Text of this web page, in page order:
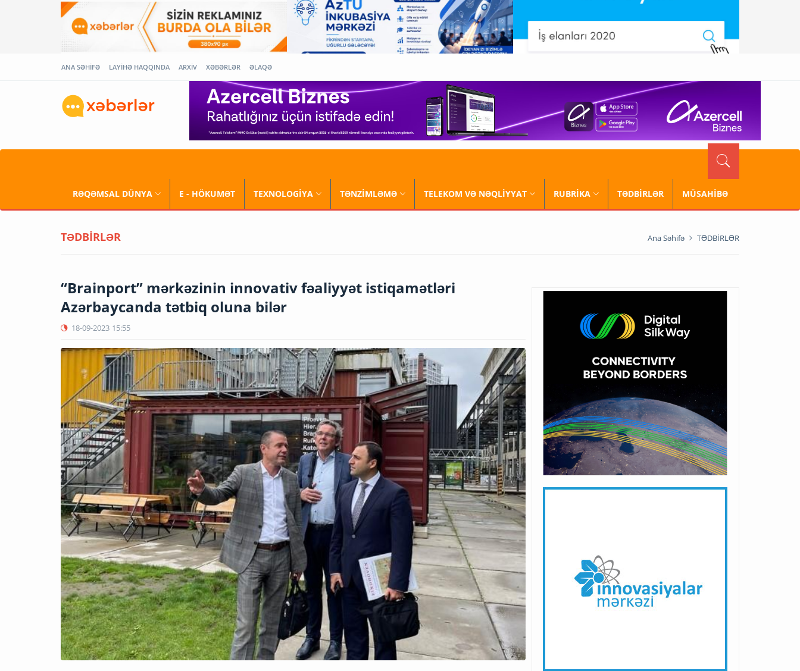
ANA SƏHİFƏ LAYİHƏ HAQQINDA ARXİV XƏBƏRLƏR ƏLAQƏ
RƏQƏMSAL DÜNYA E - HÖKUMƏT TEXNOLOGİYA TƏNZİMLƏMƏ TELEKOM VƏ NƏQLİYYAT RUBRİKA TƏDBİRLƏR MÜSAHİBƏ
TƏDBİRLƏR Ana Səhifə TƏDBİRLƏR
“Brainport” mərkəzinin innovativ fəaliyyət istiqamətləri
Azərbaycanda tətbiq oluna bilər
18-09-2023 15:55